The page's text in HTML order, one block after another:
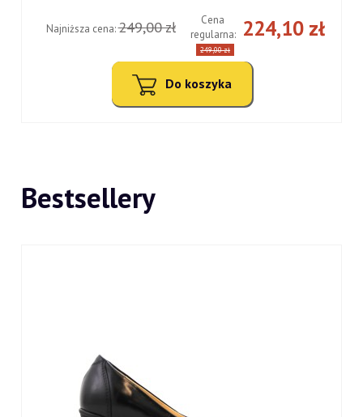
224,10 zł
Cena
regularna:
249,00 zł
Najniższa cena:249,00 zł
Do koszyka
Bestsellery